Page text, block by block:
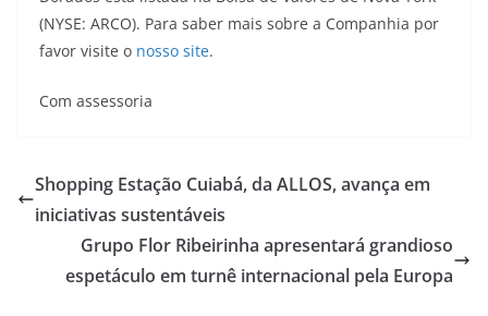
(NYSE: ARCO). Para saber mais sobre a Companhia por
favor visite o nosso site.
Com assessoria
Shopping Estação Cuiabá, da ALLOS, avança em
iniciativas sustentáveis
Grupo Flor Ribeirinha apresentará grandioso
espetáculo em turnê internacional pela Europa